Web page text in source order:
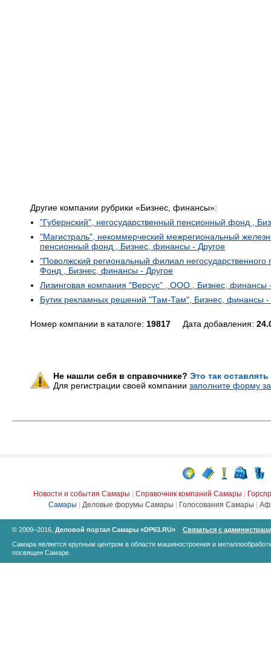
Другие компании рубрики «Бизнес, финансы»:
"Губернский", негосударственный пенсионный фонд ,
"Магистраль", некоммерческий межрегиональный
пенсионный фонд , Бизнес, финансы - Другое
"Поволжский региональный филиал негосударственного
Фонд , Бизнес, финансы - Другое
Лизинговая компания "Версус" , ООО , Бизнес, финансы
Бутик рекламных решений "Там-Там", Бизнес, финансы -
Номер компании в каталоге: 19817 Дата добавления:
Не нашли себя в справочнике? Это так
Для регистрации своей компании заполните форму
Новости и события Самары Справочник компаний Самары
Самары
Деловые форумы Самары Голосования Самары
© 2009–2016, Деловой портал Самары «DP63.RU»
Связаться с
Самара является крупным центром в области машиностроения и
посвящен Самаре.